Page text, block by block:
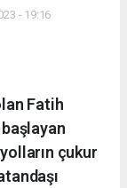
- 19:16
Fatih
çukur